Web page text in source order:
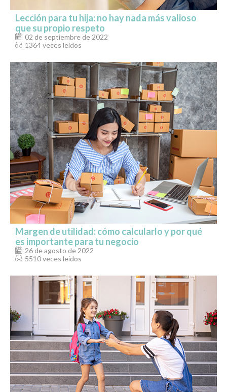
Lección para tu hija: no hay nada más valioso
que su propio respeto
02 de septiembre de 2022
1364 veces leídos
Margen de utilidad: cómo calcularlo y por qué
es importante para tu negocio
26 de agosto de 2022
5510 veces leídos